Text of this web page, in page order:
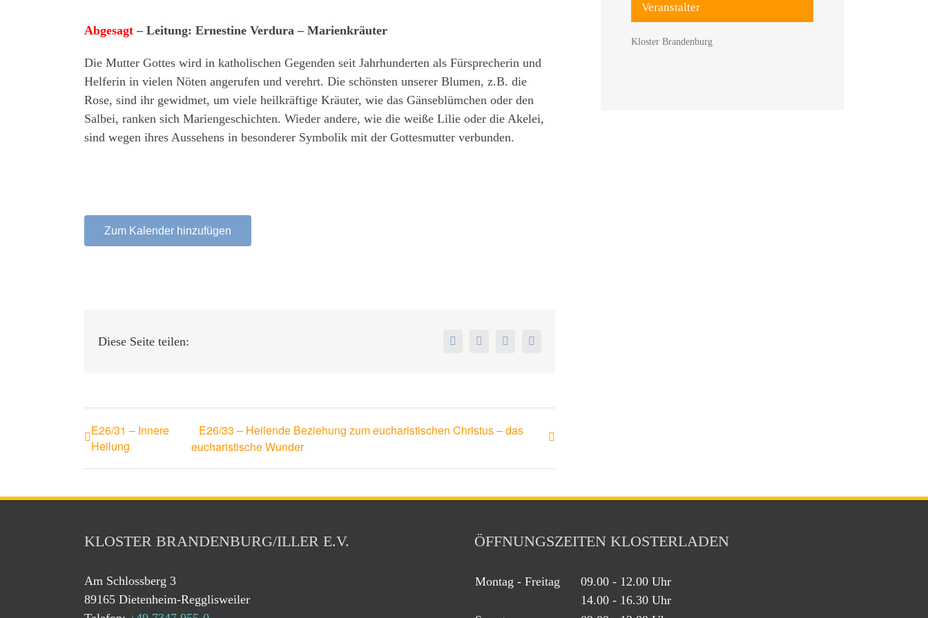
Abgesagt – Leitung: Ernestine Verdura – Marienkräuter
Die Mutter Gottes wird in katholischen Gegenden seit Jahrhunderten als Fürsprecherin und
Helferin in vielen Nöten angerufen und verehrt. Die schönsten unserer Blumen, z.B. die
Rose, sind ihr gewidmet, um viele heilkräftige Kräuter, wie das Gänseblümchen oder den
Salbei, ranken sich Mariengeschichten. Wieder andere, wie die weiße Lilie oder die Akelei,
sind wegen ihres Aussehens in besonderer Symbolik mit der Gottesmutter verbunden.
Zum Kalender hinzufügen
Diese Seite teilen:
E26/31 – Innere
Heilung
E26/33 – Heilende Beziehung zum eucharistischen Christus – das
eucharistische Wunder
Veranstalter
Kloster Brandenburg
KLOSTER BRANDENBURG/ILLER E.V.
Am Schlossberg 3
89165 Dietenheim-Regglisweiler
ÖFFNUNGSZEITEN KLOSTERLADEN
Montag - Freitag
09.00 - 12.00 Uhr
14.00 - 16.30 Uhr